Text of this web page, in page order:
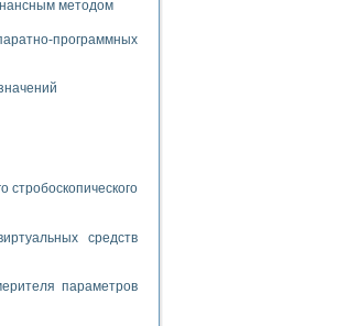
среды программирования LabVIEW
методом
программных
стробоскопического
средств
параметров